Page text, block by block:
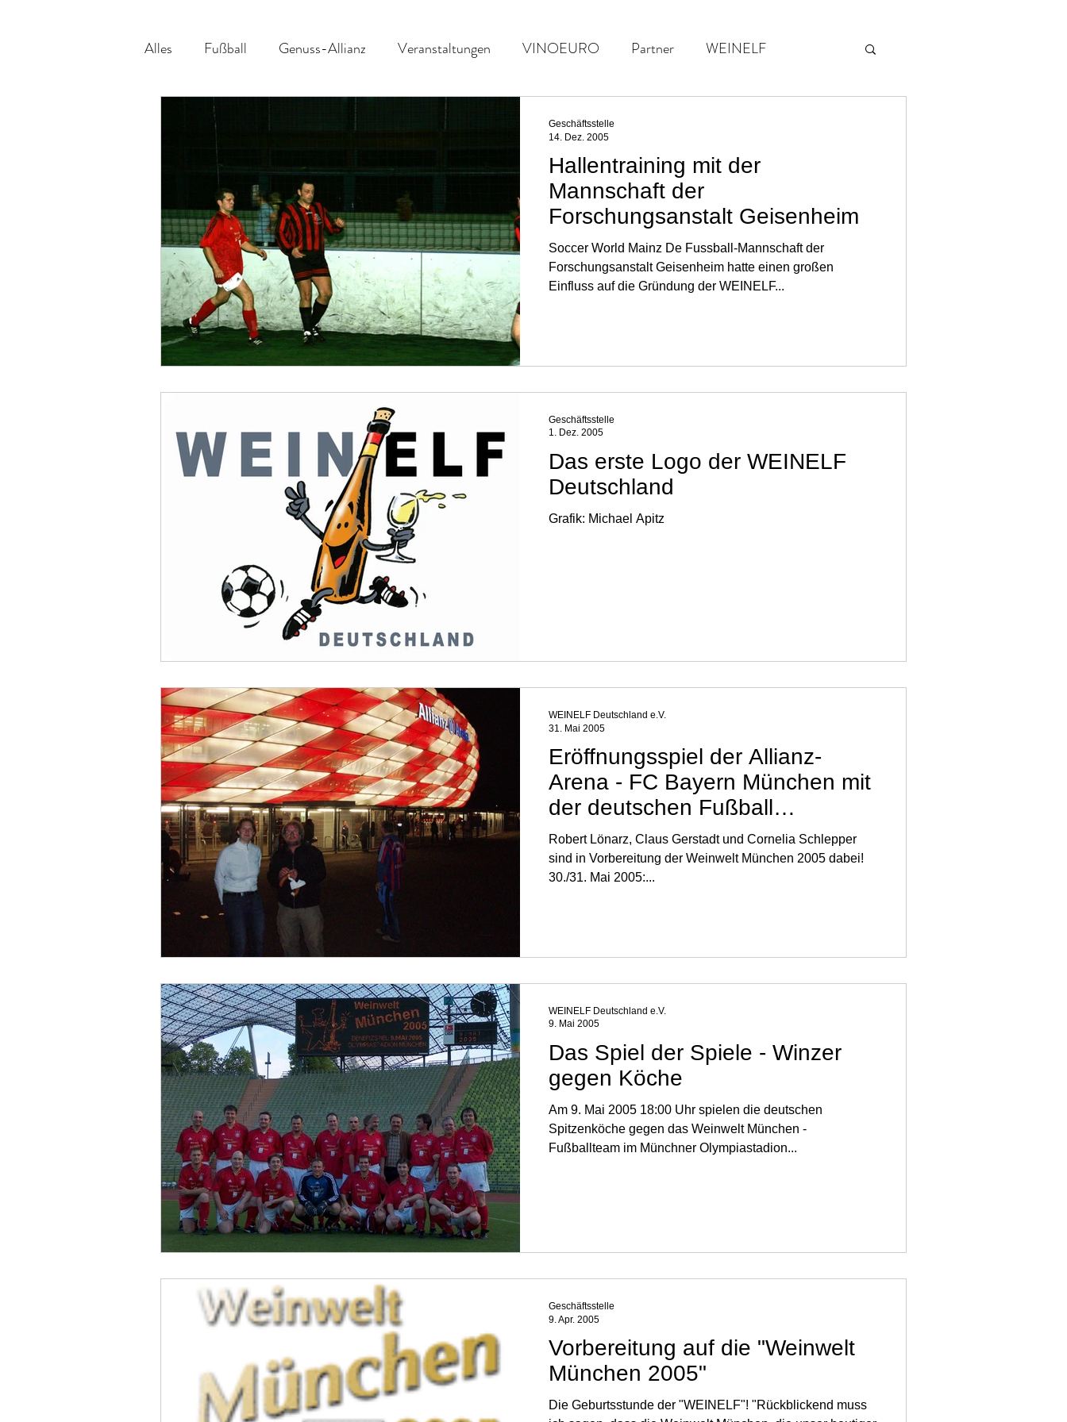
Alles Fußball Genuss-Allianz Veranstaltungen VINOEURO Partner WEINELF
Veranstaltungsvorschau Benefiz Spielvorschau
Hallentraining mit der
Mannschaft der
Forschungsanstalt Geisenheim
Soccer World Mainz De Fussball-Mannschaft der
Forschungsanstalt Geisenheim hatte einen großen
Einfluss auf die Gründung der WEINELF...
Geschäftsstelle
14. Dez. 2005
Das erste Logo der WEINELF
Deutschland
Grafik: Michael Apitz
Geschäftsstelle
1. Dez. 2005
Eröffnungsspiel der Allianz-
Arena - FC Bayern München mit
der deutschen Fußball
Nationalmannschaft
Robert Lönarz, Claus Gerstadt und Cornelia Schlepper
sind in Vorbereitung der Weinwelt München 2005 dabei!
30./31. Mai 2005:...
WEINELF Deutschland e.V.
31. Mai 2005
Das Spiel der Spiele - Winzer
gegen Köche
Am 9. Mai 2005 18:00 Uhr spielen die deutschen
Spitzenköche gegen das Weinwelt München -
Fußballteam im Münchner Olympiastadion...
WEINELF Deutschland e.V.
9. Mai 2005
Vorbereitung auf die "Weinwelt
München 2005"
Die Geburtsstunde der "WEINELF"! "Rückblickend muss
Geschäftsstelle
9. Apr. 2005